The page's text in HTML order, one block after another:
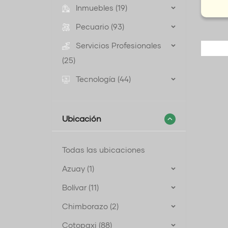
Inmuebles (19)
Pecuario (93)
Servicios Profesionales
(25)
Tecnología (44)
Ubicación
Todas las ubicaciones
Azuay (1)
Bolívar (11)
Chimborazo (2)
Cotopaxi (88)